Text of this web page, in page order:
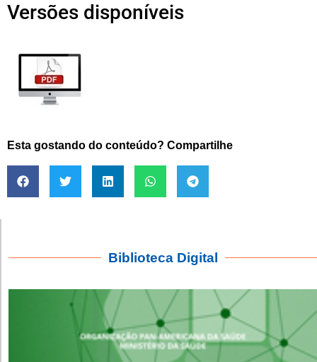
Versões disponíveis
Esta gostando do conteúdo? Compartilhe
Biblioteca Digital